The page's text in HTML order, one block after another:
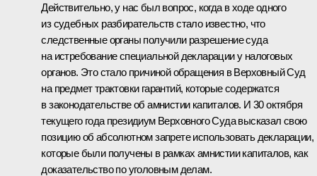
Действительно, у нас был вопрос, когда в ходе одного
из судебных разбирательств стало известно, что
следственные органы получили разрешение суда
на истребование специальной декларации у налоговых
органов. Это стало причиной обращения в Верховный Суд
на предмет трактовки гарантий, которые содержатся
в законодательстве об амнистии капиталов. И 30 октября
текущего года президиум Верховного Суда высказал свою
позицию об абсолютном запрете использовать декларации,
которые были получены в рамках амнистии капиталов, как
доказательство по уголовным делам.